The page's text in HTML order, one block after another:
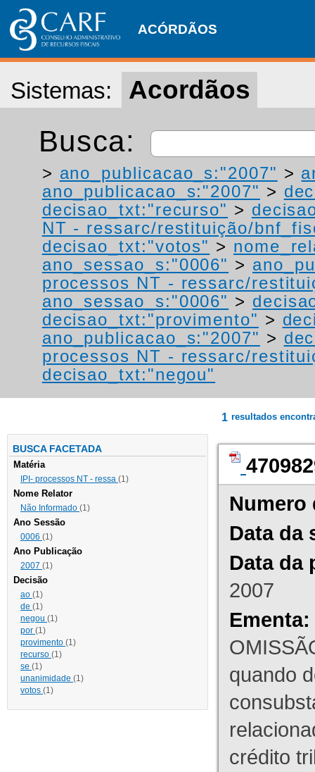
ACÓRDÃOS
Sistemas: Acordãos
Busca:
> ano_publicacao_s:"2007" >
ano_publicacao_s:"2007" >
decisao_txt:"recurso" >
NT - ressarc/restituição/
decisao_txt:"votos" >
ano_sessao_s:"0006" >
processos NT - ressarc/
ano_sessao_s:"0006" >
decisao_txt:"provimento" >
ano_publicacao_s:"2007" >
processos NT - ressarc/
decisao_txt:"negou"
BUSCA FACETADA
Matéria
IPI- processos NT - ressa (1)
Nome Relator
Não Informado (1)
Ano Sessão
0006 (1)
Ano Publicação
2007 (1)
Decisão
ao (1)
de (1)
negou (1)
por (1)
provimento (1)
recurso (1)
se (1)
unanimidade (1)
votos (1)
1 resultados
Numero
Data da
Data da
2007
Ementa:
quando
crédito